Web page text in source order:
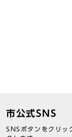
市公式SNS
SNSボタンをクリッ